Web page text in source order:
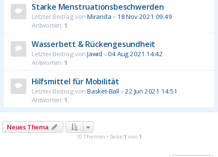
Starke Menstruationsbeschwerden
Letzter Beitrag von Miranda « 18 Nov 2021 09:49
Antworten: 1
Wasserbett & Rückengesundheit
Letzter Beitrag von Jawid «04 Aug 2021 14:42
Antworten: 1
Hilfsmittel für Mobilität
Letzter Beitrag von Basket-Ball «22 Jun 2021 14:51
Antworten: 1
Neues Thema
10 Themen • Seite 1 von 1